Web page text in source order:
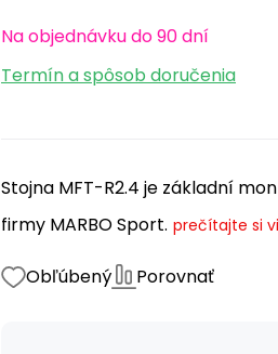
Na objednávku do 90 dní
Termín a spôsob doručenia
Stojna MFT-R2.4 je základní
firmy MARBO Sport. prečítajte si
Obľúbený Porovnať